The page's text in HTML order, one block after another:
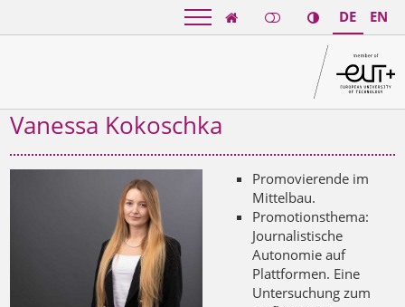
 DE EN
Vanessa Kokoschka
Promovierende im
Mittelbau.
Promotionsthema:
Journalistische
Autonomie auf
Plattformen. Eine
Untersuchung zum